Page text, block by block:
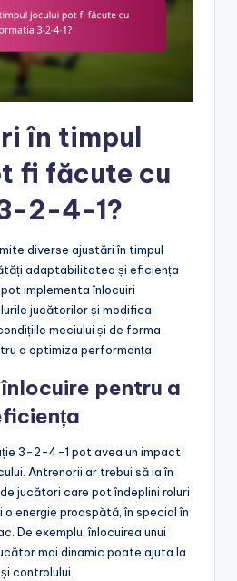
în timpul
fi făcute cu
2-4-1?
diverse ajustări în timpul
adaptabilitatea și eficiența
implementa înlocuiri
jucătorilor și modifica
meciului și de forma
a optimiza performanța.
pentru a
3-2-4-1 pot avea un impact
Antrenorii ar trebui să ia în
jucători care pot îndeplini roluri
energie proaspătă, în special în
De exemplu, înlocuirea unui
mai dinamic poate ajuta la
controlului.